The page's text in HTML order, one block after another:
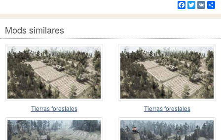
Facebook
Twitter
VK
Mods similares
Tierras forestales Tierras forestales